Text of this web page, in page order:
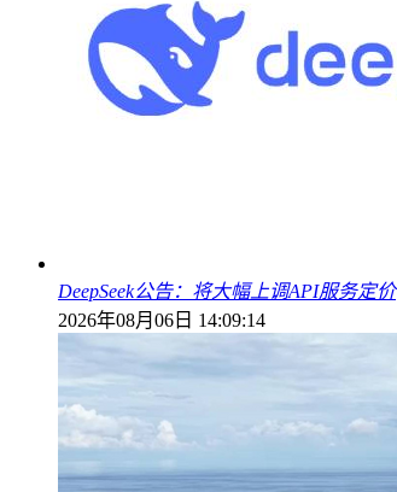
DeepSeek公告：将大幅上调API服务定价
2026年08月06日 14:09:14